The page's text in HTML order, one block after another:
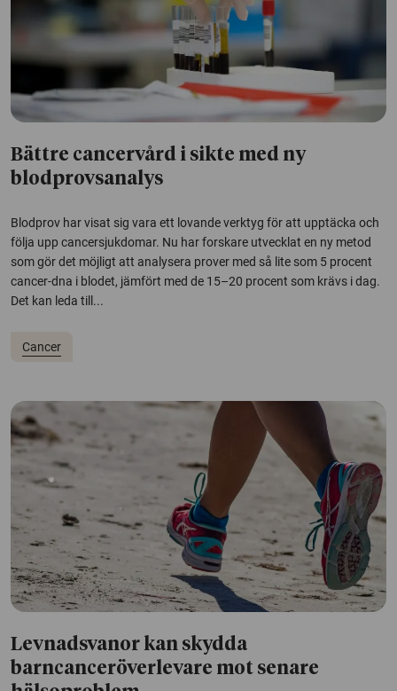
Bättre cancervård i sikte med ny
blodprovsanalys
Blodprov har visat sig vara ett lovande verktyg för att upptäcka och
följa upp cancersjukdomar. Nu har forskare utvecklat en ny metod
som gör det möjligt att analysera prover med så lite som 5 procent
cancer-dna i blodet, jämfört med de 15–20 procent som krävs i dag.
Det kan leda till...
Cancer
Levnadsvanor kan skydda
barncanceröverlevare mot senare